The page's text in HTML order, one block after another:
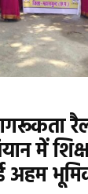
में
अहम